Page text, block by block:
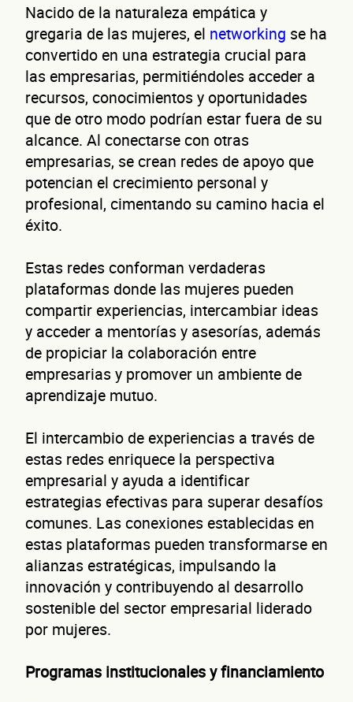
Nacido de la naturaleza empática y
gregaria de las mujeres, el networking se ha
convertido en una estrategia crucial para
las empresarias, permitiéndoles acceder a
recursos, conocimientos y oportunidades
que de otro modo podrían estar fuera de su
alcance. Al conectarse con otras
empresarias, se crean redes de apoyo que
potencian el crecimiento personal y
profesional, cimentando su camino hacia el
éxito.
Estas redes conforman verdaderas
plataformas donde las mujeres pueden
compartir experiencias, intercambiar ideas
y acceder a mentorías y asesorías, además
de propiciar la colaboración entre
empresarias y promover un ambiente de
aprendizaje mutuo.
El intercambio de experiencias a través de
estas redes enriquece la perspectiva
empresarial y ayuda a identificar
estrategias efectivas para superar desafíos
comunes. Las conexiones establecidas en
estas plataformas pueden transformarse en
alianzas estratégicas, impulsando la
innovación y contribuyendo al desarrollo
sostenible del sector empresarial liderado
por mujeres.
Programas institucionales y financiamiento